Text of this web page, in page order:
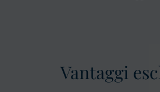
Vantaggi